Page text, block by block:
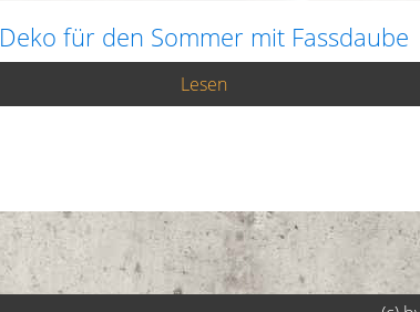
Deko für den Sommer mit Fassdaube
Lesen